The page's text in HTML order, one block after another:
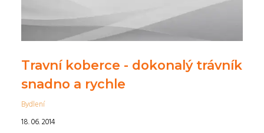
Travní koberce - dokonalý trávník
snadno a rychle
Bydlení
18. 06. 2014